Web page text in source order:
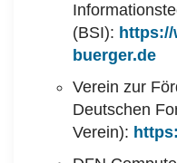
(BSI):
buerger.de
Verein zur
Deutschen
Verein):